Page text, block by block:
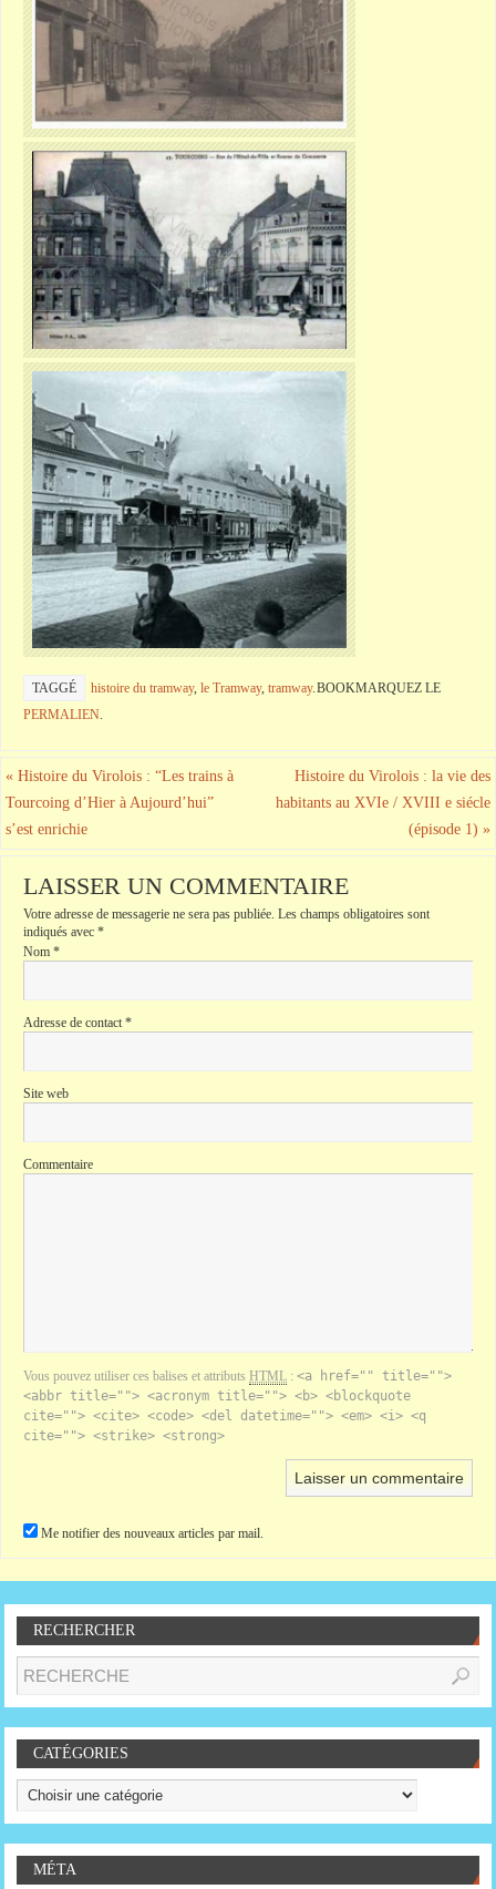
TAGGÉ histoire du tramway, le Tramway, tramway. BOOKMARQUEZ LE
PERMALIEN
« Histoire du Virolois : “Les trains à
Tourcoing d’Hier à Aujourd’hui”
s’est enrichie
Histoire du Virolois : la vie des
habitants au XVIe / XVIII e siécle
(épisode 1) »
LAISSER UN COMMENTAIRE
Votre adresse de messagerie ne sera pas publiée. Les champs obligatoires sont
indiqués avec *
Nom *
Adresse de contact *
Site web
Commentaire
Vous pouvez utiliser ces balises et attributs HTML : <a href="" title="">
<abbr title=""> <acronym title=""> <b> <blockquote
cite=""> <cite> <code> <del datetime=""> <em> <i> <q
cite=""> <strike> <strong>
Me notifier des nouveaux articles par mail.
RECHERCHER
CATÉGORIES
MÉTA